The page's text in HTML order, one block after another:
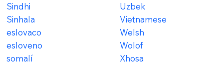
Sindhi
Sinhala
eslovaco
esloveno
somalí
Uzbek
Vietnamese
Welsh
Wolof
Xhosa